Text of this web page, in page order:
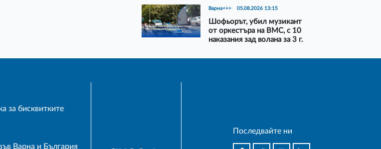
Варна<+> 05.08.2026 13:15
Шофьорът, убил музикант
от оркестъра на ВМС, с 10
наказания зад волана за 3 г.
за бисквитките
Варна и България
Последвайте ни